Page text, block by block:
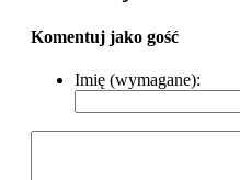
Komentuj jako gość
Imię (wymagane):